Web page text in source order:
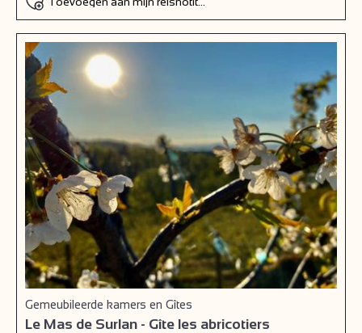
Gemeubileerde kamers en Gîtes
Le Mas de Surlan - Gîte les abricotiers